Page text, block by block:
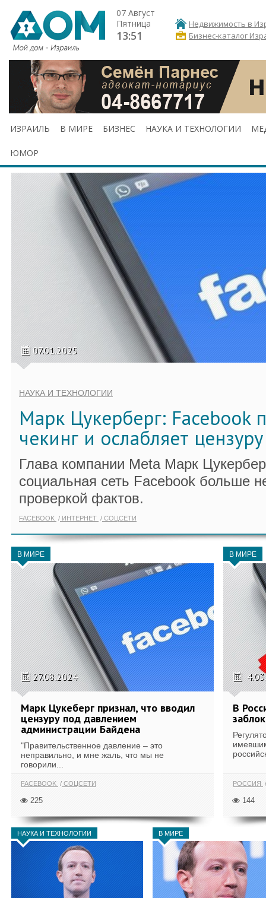
07 Август
Пятница
13:51
Недвижимость в
Бизнес-каталог
ИЗРАИЛЬ В МИРЕ БИЗНЕС НАУКА И ТЕХНОЛОГИИ
ЮМОР
07.01.2025
НАУКА И ТЕХНОЛОГИИ
Марк Цукерберг: Facebook
чекинг и ослабляет цензуру
Глава компании Meta Марк
социальная сеть Facebook больше
проверкой фактов.
FACEBOOK ИНТЕРНЕТ СОЦСЕТИ
В МИРЕ
27.08.2024
Марк Цукеберг признал, что вводил
цензуру под давлением
администрации Байдена
"Правительственное давление – это
неправильно, и мне жаль, что мы не
говорили...
FACEBOOK СОЦСЕТИ
225
В МИРЕ
В
РОССИЯ
144
НАУКА И ТЕХНОЛОГИИ В МИРЕ